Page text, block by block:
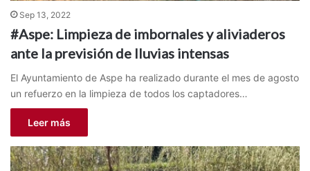
Sep 13, 2022
#Aspe: Limpieza de imbornales y aliviaderos
ante la previsión de lluvias intensas
El Ayuntamiento de Aspe ha realizado durante el mes de agosto
un refuerzo en la limpieza de todos los captadores…
Leer más